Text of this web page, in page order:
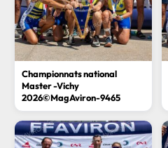
Championnats national
Master -Vichy
2026©MagAviron-9465